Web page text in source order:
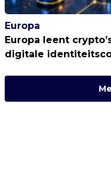
Europa
Europa leent
digitale